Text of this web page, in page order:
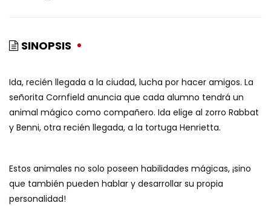
SINOPSIS
Ida, recién llegada a la ciudad, lucha por hacer amigos. La
señorita Cornfield anuncia que cada alumno tendrá un
animal mágico como compañero. Ida elige al zorro Rabbat
y Benni, otra recién llegada, a la tortuga Henrietta.
Estos animales no solo poseen habilidades mágicas, ¡sino
que también pueden hablar y desarrollar su propia
personalidad!